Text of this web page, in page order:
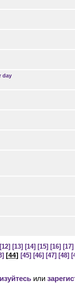
day
[12] [13] [14] [15] [16] [17]
[44] [45] [46] [47] [48]
или